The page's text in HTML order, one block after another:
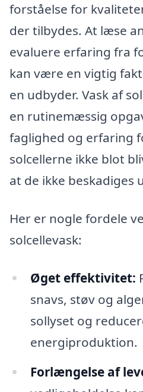
forståelse for
der tilbydes. At læse
evaluere erfaring fra
kan være en vigtig
en udbyder. Vask af
en rutinemæssig
faglighed og erfaring
solcellerne ikke blot
at de ikke beskadiges
Her er nogle fordele
solcellevask:
Øget effektivitet:
snavs, støv og
sollyset og
energiproduktion.
Forlængelse af